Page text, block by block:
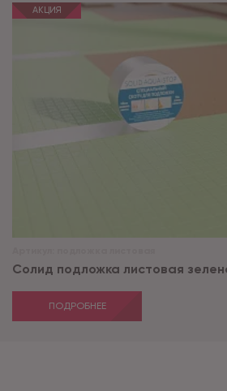
АКЦИЯ
Солид подложка листовая
ПОДРОБНЕЕ